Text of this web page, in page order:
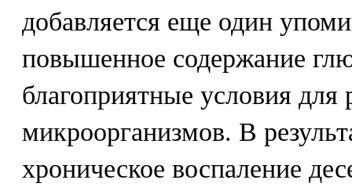
добавляется еще один
повышенное содержание
благоприятные условия для
микроорганизмов. В
хроническое воспаление